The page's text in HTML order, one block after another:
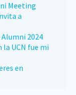
Meeting
a
2024
UCN fue mi
en